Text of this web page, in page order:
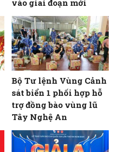
vào giai đoạn mới
Bộ Tư lệnh Vùng Cảnh
sát biển 1 phối hợp hỗ
trợ đồng bào vùng lũ
Tây Nghệ An